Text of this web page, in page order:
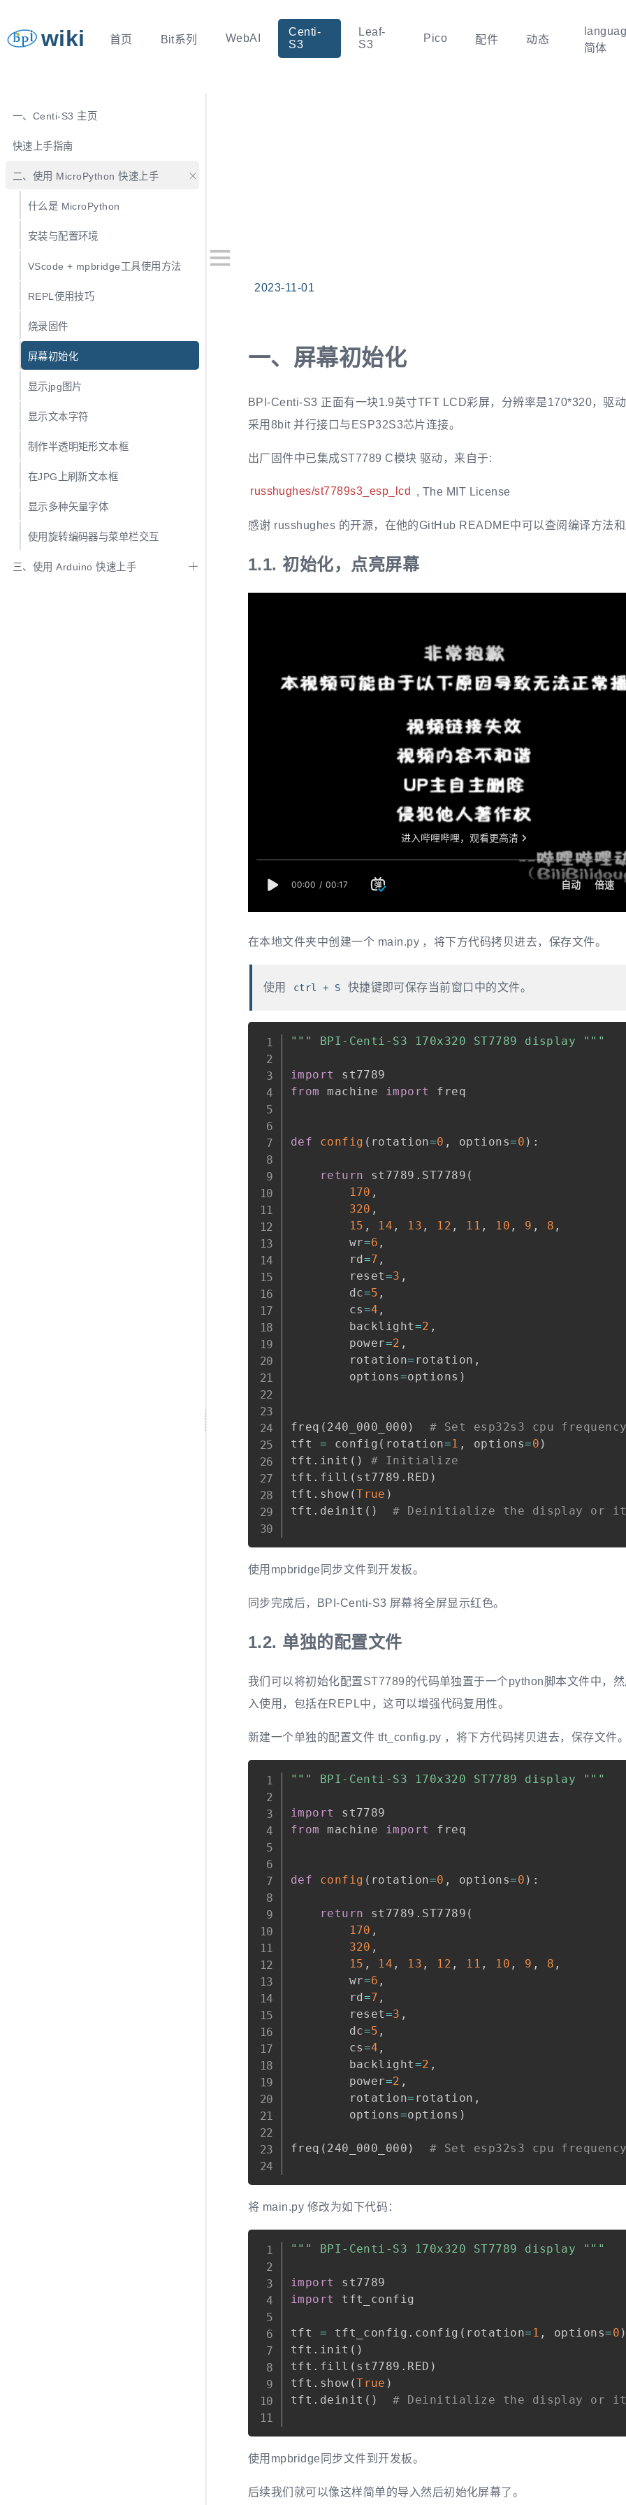
wiki 首页 Bit系列 WebAI
Centi-
S3
Leaf-
S3
Pico 配件 动态
简体
一、Centi-S3 主页
快速上手指南
二、使用 MicroPython 快速上手
什么是 MicroPython
安装与配置环境
VScode + mpbridge工具使用方法
REPL使用技巧
烧录固件
屏幕初始化
显示jpg图片
显示文本字符
制作半透明矩形文本框
在JPG上刷新文本框
显示多种矢量字体
使用旋转编码器与菜单栏交互
三、使用 Arduino 快速上手
2023-11-01
一、 屏幕初始化
BPI-Centi-S3 正面有一块1.9英寸TFT LCD彩屏，分辨率是170*320，驱
采用8bit 并行接口与ESP32S3芯片连接。
出厂固件中已集成ST7789 C模块 驱动，来自于:
russhughes/st7789s3_esp_lcd , The MIT License
感谢 russhughes 的开源，在他的GitHub README中可以查阅编译方法和
1.1.初始化，点亮屏幕
在本地文件夹中创建一个 main.py ，将下方代码拷贝进去，保存文件。
使用 ctrl + S 快捷键即可保存当前窗口中的文件。
""" BPI-Centi-S3 170x320 ST7789 display """
import
from machine import freq
def config ( rotation=0 , options=0 ) :
return st7789 . ST7789 (
170 ,
320 ,
15 , 14 , 13 , 12 , 11 , 10 , 9 , 8 ,
        wr
=6 ,
        rd
=7 ,
        reset
=3 ,
        dc
=5 ,
        cs
=4 ,
        backlight
=2 ,
        power
=2 ,
        rotation
= rotation ,
        options
=options )
freq ( 240_000_000 )
# Set esp32s3 cpu
tft = config ( rotation=1 , options=0 )
tft . init ( )
# Initialize
tft . fill ( st7789 . RED )
tft . show (True )
tft . deinit ( ) # Deinitialize the display or it
使用mpbridge同步文件到开发板。
同步完成后，BPI-Centi-S3 屏幕将全屏显示红色。
1.2. 单独的配置文件
我们可以将初始化配置ST7789的代码单独置于一个python脚本文件中，
入使用，包括在REPL中，这可以增强代码复用性。
新建一个单独的配置文件 tft_config.py ，将下方代码拷贝进去，保存文件。
""" BPI-Centi-S3 170x320 ST7789 display """
import
from machine import freq
def config ( rotation=0 , options=0 ) :
return st7789 . ST7789 (
170 ,
320 ,
15 , 14 , 13 , 12 , 11 , 10 , 9 , 8 ,
        wr
=6 ,
        rd
=7 ,
        reset
=3 ,
        dc
=5 ,
        cs
=4 ,
        backlight
=2 ,
        power
=2 ,
        rotation
= rotation ,
        options
=options )
freq ( 240_000_000 ) # Set esp32s3 cpu
将 main.py 修改为如下代码：
""" BPI-Centi-S3 170x320 ST7789 display """
import
import
tft_config
tft = tft_config . config ( rotation= 1 , options=0 )
tft . init ( )
tft . fill ( st7789 . RED )
tft . show (True )
tft . deinit ( ) # Deinitialize the display or it
使用mpbridge同步文件到开发板。
后续我们就可以像这样简单的导入然后初始化屏幕了。